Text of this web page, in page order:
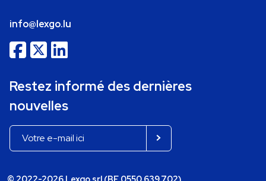
info@lexgo.lu
Restez informé des dernières
nouvelles